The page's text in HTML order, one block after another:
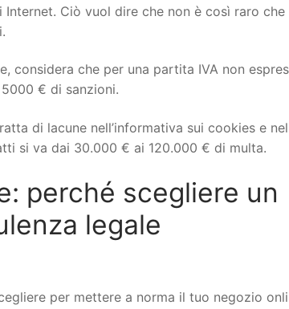
Ciò vuol dire che non è così raro che
considera che per una partita IVA non
€ di sanzioni.
di lacune nell’informativa sui cookies e
si va dai 30.000 € ai 120.000 € di multa.
perché scegliere un
legale
per mettere a norma il tuo negozio